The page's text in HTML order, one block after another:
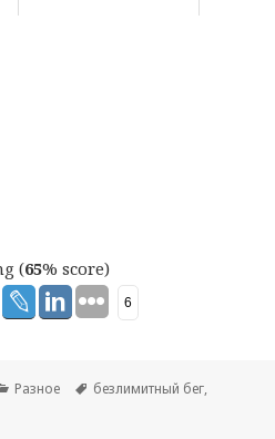
(65% score)
6
Рубрики
Разное Метки
безлимитный бег,